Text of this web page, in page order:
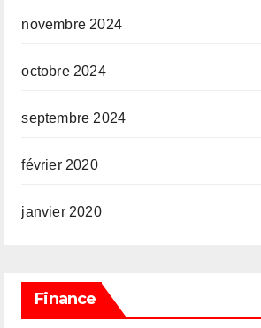
novembre 2024
octobre 2024
septembre 2024
février 2020
janvier 2020
Finance